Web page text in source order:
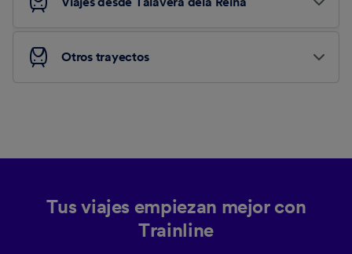
Otros trayectos
Tus viajes empiezan mejor con
Trainline